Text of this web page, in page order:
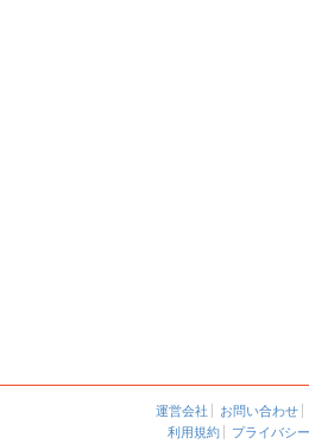
運営会社 お問い合わせ
利用規約
プライバシ